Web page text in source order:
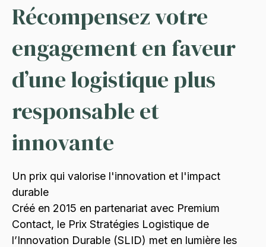
Récompensez votre
engagement en faveur
d’une logistique plus
responsable et
innovante
Un prix qui valorise l'innovation et l'impact
durable
Créé en 2015 en partenariat avec Premium
Contact, le Prix Stratégies Logistique de
l’Innovation Durable (SLID) met en lumière les